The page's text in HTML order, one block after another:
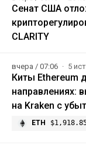
Сенат США
CLARITY
вчера / 07:06 5
Киты Ethereum
направлениях:
на Kraken с
ETH